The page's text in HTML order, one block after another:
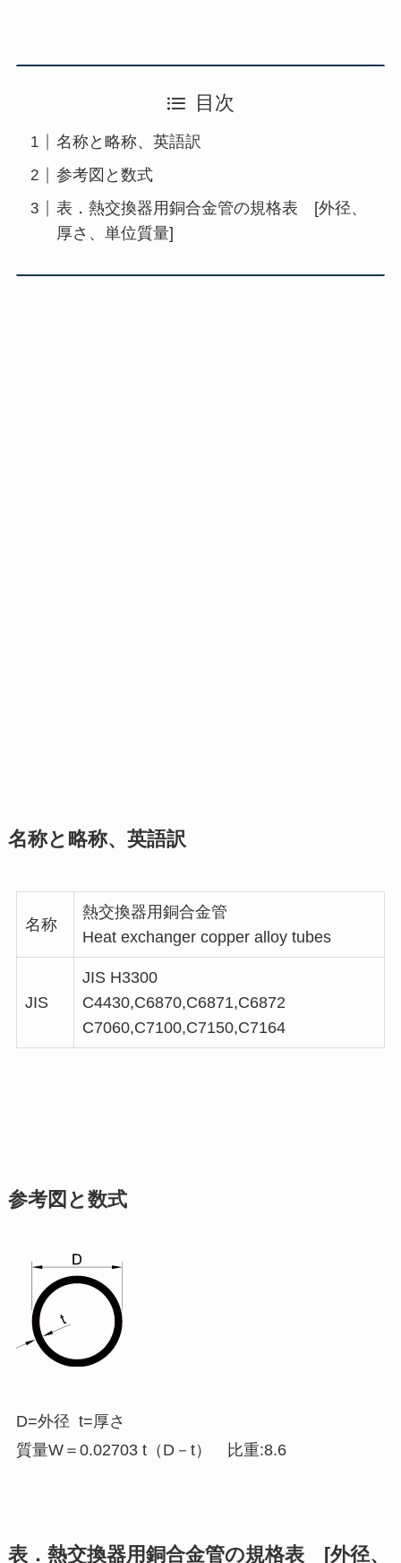
目次
名称と略称、英語訳
参考図と数式
表．熱交換器用銅合金管の規格表 [外径、
厚さ、単位質量]
名称と略称、英語訳
名称
熱交換器用銅合金管
Heat exchanger copper alloy tubes
JIS
JIS H3300
C4430,C6870,C6871,C6872
C7060,C7100,C7150,C7164
参考図と数式
D=外径 t=厚さ
質量W＝0.02703 t（D－t） 比重:8.6
表．熱交換器用銅合金管の規格表 [外径、